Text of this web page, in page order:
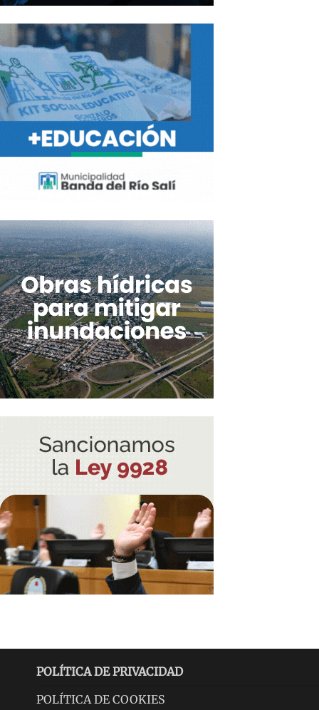
POLÍTICA DE PRIVACIDAD
POLÍTICA DE COOKIES